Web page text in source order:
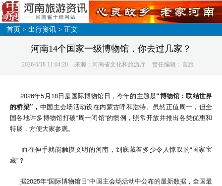
首页 >出行资讯 > 正文
河南14个国家一级博物馆，你去过几家？
2026/5/18 11:04:20 来源：河南省文化和旅游厅 责任编辑：言旅
2026年5月18日是国际博物馆日，今年的主题是“博物馆：联结世界
的桥梁”， 中国主会场活动设在内蒙古呼和浩特。虽然正值周一，但全
国各地许多博物馆打破“周一闭馆”的惯例，照常开放并推出各类优惠和
特展，方便大家参观。
而在伸手就能触摸文明的河南，到底藏着多少令人惊叹的“国家宝
藏”？
据2025年“国际博物馆日”中国主会场活动中公布的最新数据，全国最